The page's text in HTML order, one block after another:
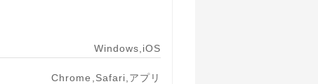
Windows,iOS
Chrome,Safari,アプリ